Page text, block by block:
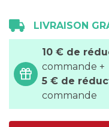
LIVRAISON
10 € de
commande +
5 € de
commande